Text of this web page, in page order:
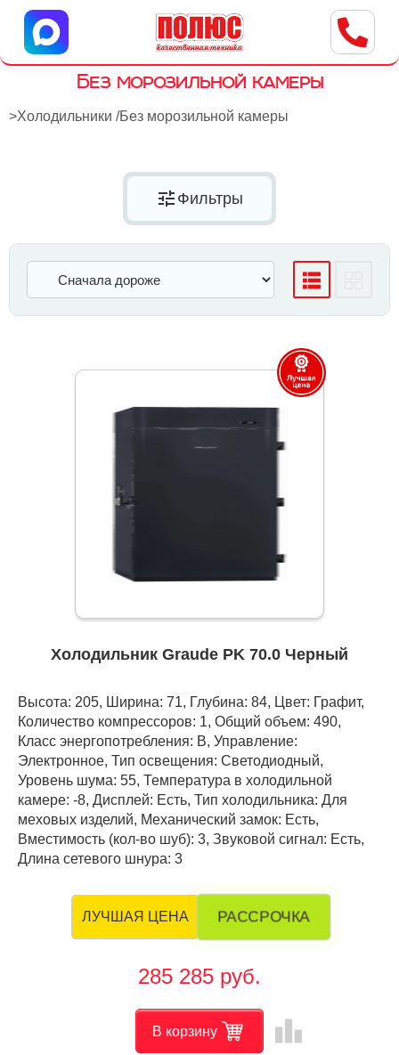
Центр бытовой техники
г. Ульяновск, ул. Пушкарева, 8a
Без морозильной камеры
>Холодильники /Без морозильной камеры
tune Фильтры
Холодильник Graude PK 70.0 Черный
Высота: 205, Ширина: 71, Глубина: 84, Цвет: Графит,
Количество компрессоров: 1, Общий объем: 490,
Класс энергопотребления: В, Управление:
Электронное, Тип освещения: Светодиодный,
Уровень шума: 55, Температура в холодильной
камере: -8, Дисплей: Есть, Тип холодильника: Для
меховых изделий, Механический замок: Есть,
Вместимость (кол-во шуб): 3, Звуковой сигнал: Есть,
Длина сетевого шнура: 3
ЛУЧШАЯ ЦЕНА РАССРОЧКА
285 285 руб.
В корзину leaderboard